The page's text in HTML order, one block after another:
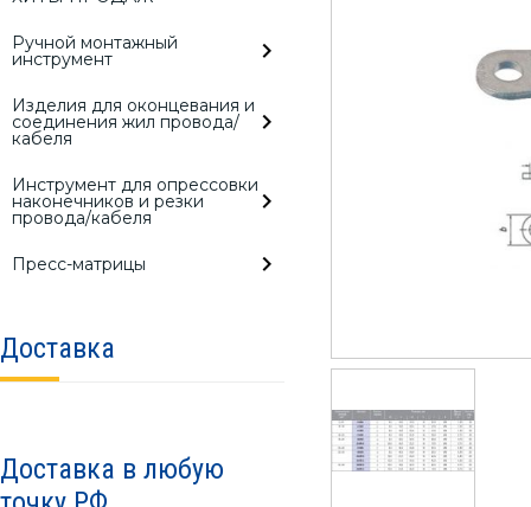
Ручной монтажный
инструмент
Изделия для оконцевания и
соединения жил провода/
кабеля
Инструмент для опрессовки
наконечников и резки
провода/кабеля
Пресс-матрицы
Доставка
Доставка в любую